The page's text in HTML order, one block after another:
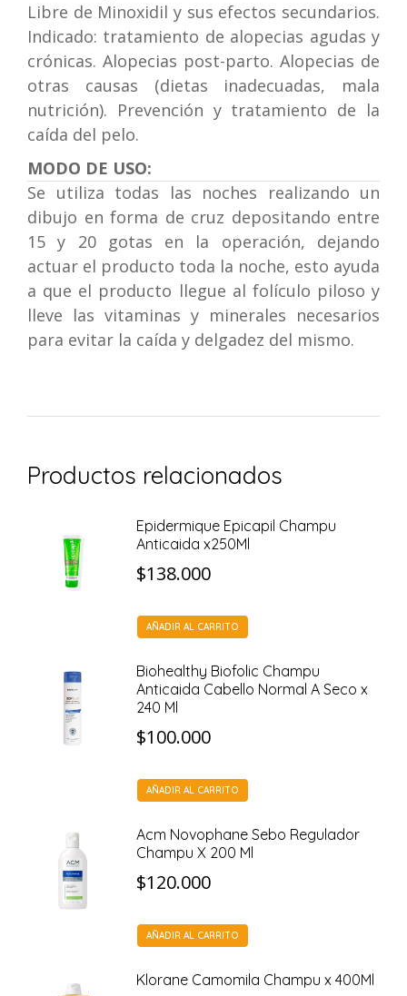
Libre de Minoxidil y sus efectos secundarios.
Indicado: tratamiento de alopecias agudas y
crónicas. Alopecias post-parto. Alopecias de
otras causas (dietas inadecuadas, mala
nutrición). Prevención y tratamiento de la
caída del pelo.
MODO DE USO:
Se utiliza todas las noches realizando un
dibujo en forma de cruz depositando entre
15 y 20 gotas en la operación, dejando
actuar el producto toda la noche, esto ayuda
a que el producto llegue al folículo piloso y
lleve las vitaminas y minerales necesarios
para evitar la caída y delgadez del mismo.
Productos relacionados
Epidermique Epicapil Champu
Anticaida x250Ml
$138.000
AÑADIR AL CARRITO
Biohealthy Biofolic Champu
Anticaida Cabello Normal A Seco x
240 Ml
$100.000
AÑADIR AL CARRITO
Acm Novophane Sebo Regulador
Champu X 200 Ml
$120.000
AÑADIR AL CARRITO
Klorane Camomila Champu x 400Ml